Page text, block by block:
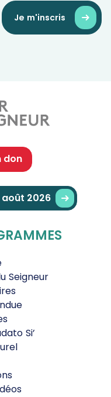
Je m'inscris
don
2026
Seigneur
Si’